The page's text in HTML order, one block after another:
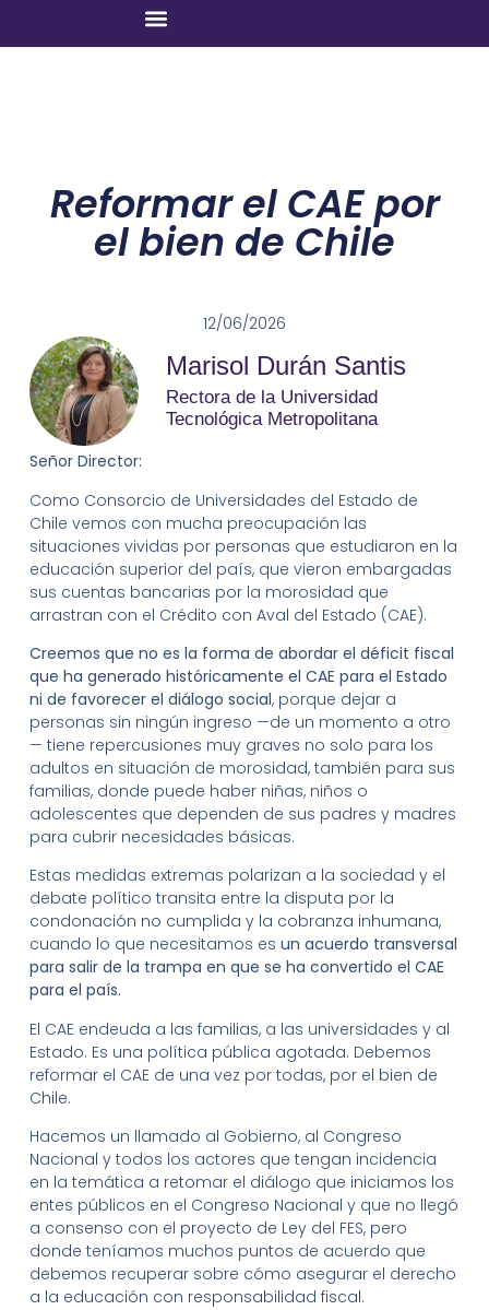
Reformar el CAE por
el bien de Chile
12/06/2026
Marisol Durán Santis
Rectora de la Universidad
Tecnológica Metropolitana
Señor Director:
Como Consorcio de Universidades del Estado de
Chile vemos con mucha preocupación las
situaciones vividas por personas que estudiaron en la
educación superior del país, que vieron embargadas
sus cuentas bancarias por la morosidad que
arrastran con el Crédito con Aval del Estado (CAE).
Creemos que no es la forma de abordar el déficit fiscal
que ha generado históricamente el CAE para el Estado
ni de favorecer el diálogo social, porque dejar a
personas sin ningún ingreso —de un momento a otro
— tiene repercusiones muy graves no solo para los
adultos en situación de morosidad, también para sus
familias, donde puede haber niñas, niños o
adolescentes que dependen de sus padres y madres
para cubrir necesidades básicas.
Estas medidas extremas polarizan a la sociedad y el
debate político transita entre la disputa por la
condonación no cumplida y la cobranza inhumana,
cuando lo que necesitamos es un acuerdo transversal
para salir de la trampa en que se ha convertido el CAE
para el país.
El CAE endeuda a las familias, a las universidades y al
Estado. Es una política pública agotada. Debemos
reformar el CAE de una vez por todas, por el bien de
Chile.
Hacemos un llamado al Gobierno, al Congreso
Nacional y todos los actores que tengan incidencia
en la temática a retomar el diálogo que iniciamos los
entes públicos en el Congreso Nacional y que no llegó
a consenso con el proyecto de Ley del FES, pero
donde teníamos muchos puntos de acuerdo que
debemos recuperar sobre cómo asegurar el derecho
a la educación con responsabilidad fiscal.